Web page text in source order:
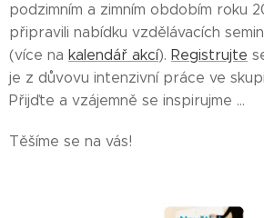
podzimním a zimním obdobím roku
připravili nabídku vzdělávacích
(více na kalendář akcí). Registrujte
je z důvovu intenzivní práce ve
Přijďte a vzájemně se inspirujme ...
Těšíme se na vás!